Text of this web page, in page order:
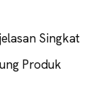
Singkat
Produk